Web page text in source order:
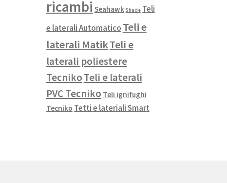
ricambi Seahawk Shade Teli
e laterali Automatico Teli e
laterali MatikTeli e
laterali poliestere
TecnikoTeli e laterali
PVC Tecniko Teli ignifughi
Tecniko Tetti e lateriali Smart